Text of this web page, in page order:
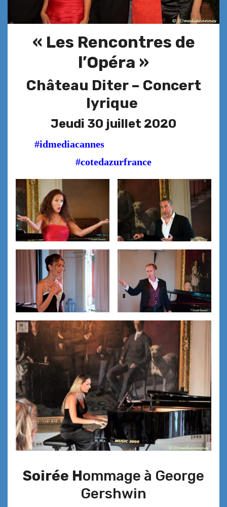
« Les Rencontres de
l’Opéra »
Château Diter – Concert
lyrique
Jeudi 30 juillet 2020
#idmediacannes
#cotedazurfrance
Soirée Hommage à George
Gershwin